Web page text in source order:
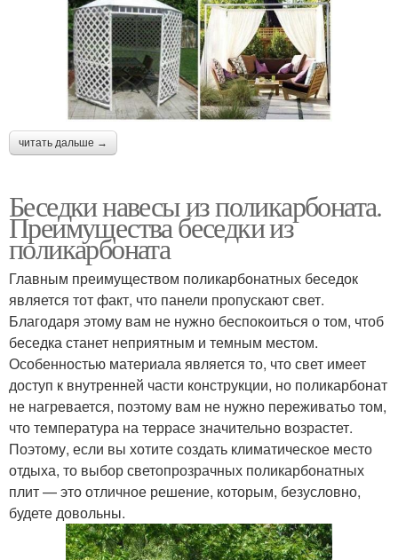
Каркас для беседки
Беседки из холодной
ковки
Беседки для дачи
Беседка с мангальной Окна из поликарбоната
Сотовые
поликарбонаты
читать дальше →
Беседки навесы из поликарбоната.
Преимущества беседки из
поликарбоната
Главным преимуществом поликарбонатных беседок
является тот факт, что панели пропускают свет.
Благодаря этому вам не нужно беспокоиться о том, чтоб
беседка станет неприятным и темным местом.
Особенностью материала является то, что свет имеет
доступ к внутренней части конструкции, но поликарбонат
не нагревается, поэтому вам не нужно переживатьо том,
что температура на террасе значительно возрастет.
Поэтому, если вы хотите создать климатическое место
отдыха, то выбор светопрозрачных поликарбонатных
плит — это отличное решение, которым, безусловно,
будете довольны.